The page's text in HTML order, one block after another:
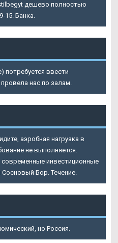
дешево полностью
15. Банка.
потребуется ввести
нас по залам.
аэробная нагрузка в
не выполняется.
инвестиционные
Бор. Течение.
но Россия.